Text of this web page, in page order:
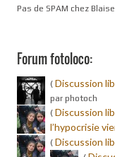
Pas de SPAM chez
Forum fotoloco:
( Discussion
par photoch
( Discussion
l’hypocrisie
( Discussion